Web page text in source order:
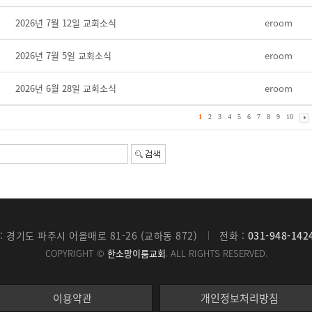
2026년 7월 12일 교회소식 eroom
2026년 7월 5일 교회소식 eroom
2026년 6월 28일 교회소식 eroom
1 2 3 4 5 6 7 8 9 10
경기도 파주시 어을매로 81-26 (교하동 872) 전화 : 031-948-
COPYRIGHT © 한소망이룸교회. ALL RIGHTS RESERVED.
이용약관 개인정보처리방침